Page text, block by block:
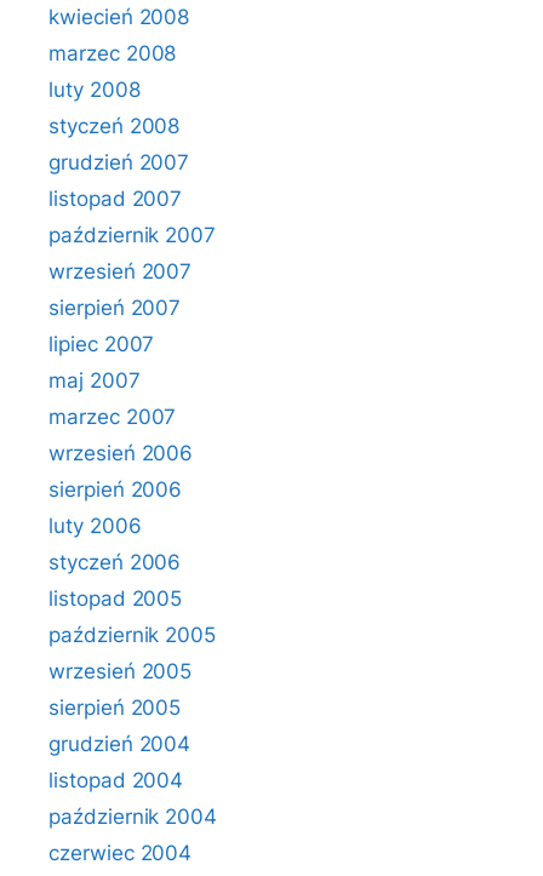
kwiecień 2008
marzec 2008
luty 2008
styczeń 2008
grudzień 2007
listopad 2007
październik 2007
wrzesień 2007
sierpień 2007
lipiec 2007
maj 2007
marzec 2007
wrzesień 2006
sierpień 2006
luty 2006
styczeń 2006
listopad 2005
październik 2005
wrzesień 2005
sierpień 2005
grudzień 2004
listopad 2004
październik 2004
czerwiec 2004